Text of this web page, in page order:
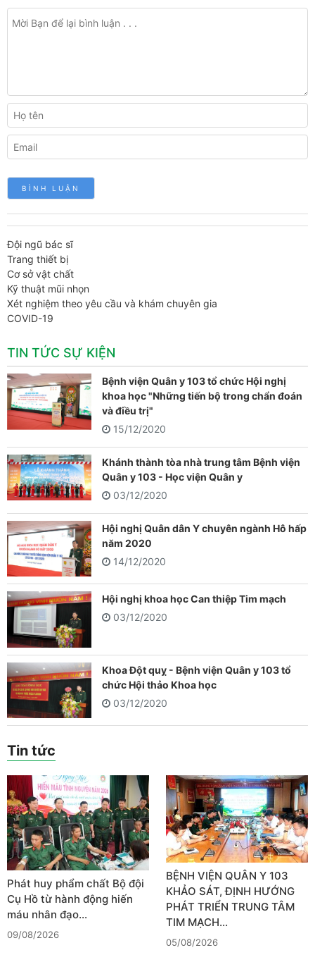
Đội ngũ bác sĩ
Trang thiết bị
Cơ sở vật chất
Kỹ thuật mũi nhọn
Xét nghiệm theo yêu cầu và khám chuyên gia
COVID-19
TIN TỨC SỰ KIỆN
Bệnh viện Quân y 103 tổ chức Hội nghị
khoa học "Những tiến bộ trong chẩn đoán
và điều trị"
15/12/2020
Khánh thành tòa nhà trung tâm Bệnh viện
Quân y 103 - Học viện Quân y
03/12/2020
Hội nghị Quân dân Y chuyên ngành Hô hấp
năm 2020
14/12/2020
Hội nghị khoa học Can thiệp Tim mạch
03/12/2020
Khoa Đột quỵ - Bệnh viện Quân y 103 tổ
chức Hội thảo Khoa học
03/12/2020
Tin tức
Phát huy phẩm chất Bộ đội
Cụ Hồ từ hành động hiến
máu nhân đạo…
09/08/2026
BỆNH VIỆN QUÂN Y 103
KHẢO SÁT, ĐỊNH HƯỚNG
PHÁT TRIỂN TRUNG TÂM
TIM MẠCH…
05/08/2026